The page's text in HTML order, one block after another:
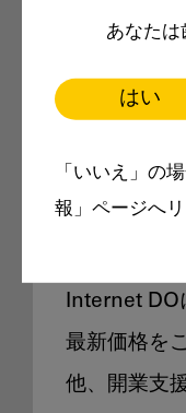
あなたは
はい
「いいえ」の
報」ページへリ
製
Internet DO
最新価格を
他、開業支